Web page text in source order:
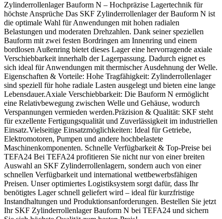
Zylinderrollenlager Bauform N – Hochpräzise Lagertechnik für
höchste Ansprüche Das SKF Zylinderrollenlager der Bauform N ist
die optimale Wahl für Anwendungen mit hohen radialen
Belastungen und moderaten Drehzahlen. Dank seiner speziellen
Bauform mit zwei festen Bordringen am Innenring und einem
bordlosen Außenring bietet dieses Lager eine hervorragende axiale
Verschiebbarkeit innerhalb der Lagerpassung. Dadurch eignet es
sich ideal für Anwendungen mit thermischer Ausdehnung der Welle.
Eigenschaften & Vorteile: Hohe Tragfähigkeit: Zylinderrollenlager
sind speziell für hohe radiale Lasten ausgelegt und bieten eine lange
Lebensdauer.Axiale Verschiebbarkeit: Die Bauform N ermöglicht
eine Relativbewegung zwischen Welle und Gehäuse, wodurch
Verspannungen vermieden werden.Präzision & Qualität: SKF steht
für exzellente Fertigungsqualität und Zuverlässigkeit im industriellen
Einsatz.Vielseitige Einsatzmöglichkeiten: Ideal für Getriebe,
Elektromotoren, Pumpen und andere hochbelastete
Maschinenkomponenten. Schnelle Verfügbarkeit & Top-Preise bei
TEFA24 Bei TEFA24 profitieren Sie nicht nur von einer breiten
Auswahl an SKF Zylinderrollenlagern, sondern auch von einer
schnellen Verfügbarkeit und international wettbewerbsfähigen
Preisen. Unser optimiertes Logistiksystem sorgt dafür, dass Ihr
benötigtes Lager schnell geliefert wird – ideal für kurzfristige
Instandhaltungen und Produktionsanforderungen. Bestellen Sie jetzt
Ihr SKF Zylinderrollenlager Bauform N bei TEFA24 und sichern